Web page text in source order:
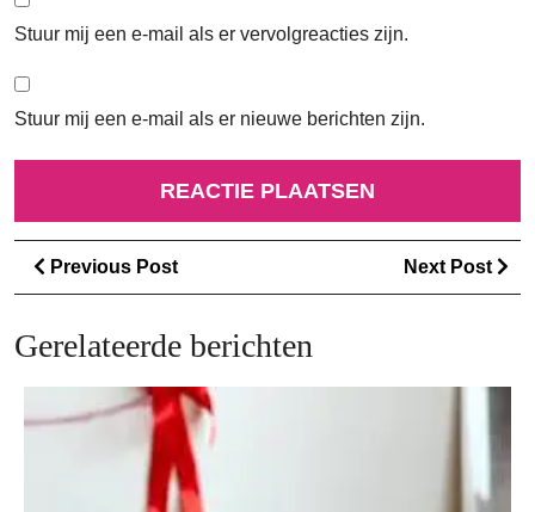
Stuur mij een e-mail als er vervolgreacties zijn.
Stuur mij een e-mail als er nieuwe berichten zijn.
Berichtnavigatie
Previous PostPrevious
Post
Next Post
Gerelateerde berichten